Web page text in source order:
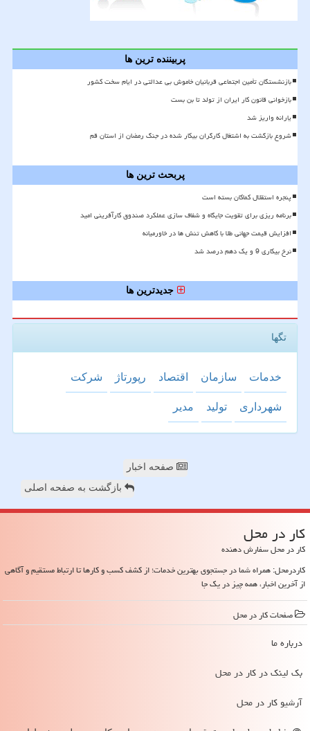
پربیننده ترین ها
بازنشستگان تأمین اجتماعی قربانیان خاموش بی عدالتی در ایام سخت کشور
بازخوانی قانون کار ایران از تولد تا بن بست
یارانه واریز شد
شروع بازگشت به اشتغال کارگران بیکار شده در جنگ رمضان از استان قم
پربحث ترین ها
پنجره استقلال کماکان بسته است
برنامه ریزی برای تقویت جایگاه و شفاف سازی عملکرد صندوق کارآفرینی امید
افزایش قیمت جهانی طلا با کاهش تنش ها در خاورمیانه
نرخ بیکاری 9 و یک دهم درصد شد
جدیدترین ها
تگها
خدمات سازمان اقتصاد رپورتاژ شركت
شهرداری تولید مدیر
صفحه اخبار
بازگشت به صفحه اصلی
كار در محل
کار در محل سفارش دهنده
کاردرمحل: همراه شما در جستجوی بهترین خدمات؛ از کشف کسب و کارها تا ارتباط مستقیم و آگاهی
از آخرین اخبار، همه چیز در یک جا
صفحات كار در محل
درباره ما
بک لینک در كار در محل
آرشیو كار در محل